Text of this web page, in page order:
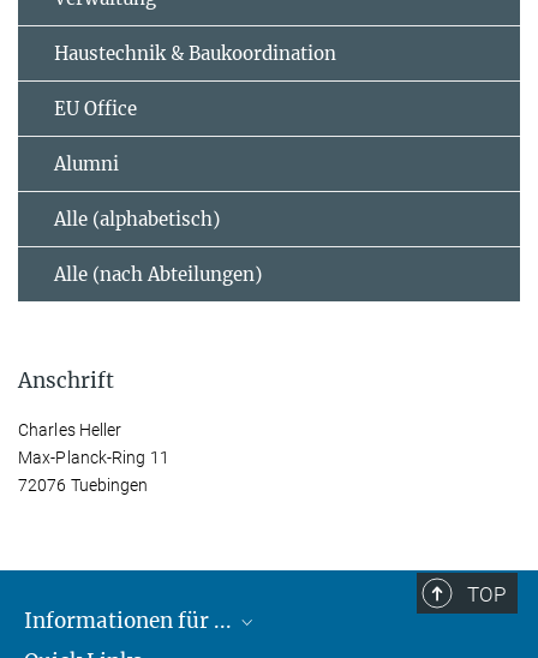
Haustechnik & Baukoordination
EU Office
Alumni
Alle (alphabetisch)
Alle (nach Abteilungen)
Anschrift
Charles Heller
Max-Planck-Ring 11
72076 Tuebingen
TOP
Informationen für ...